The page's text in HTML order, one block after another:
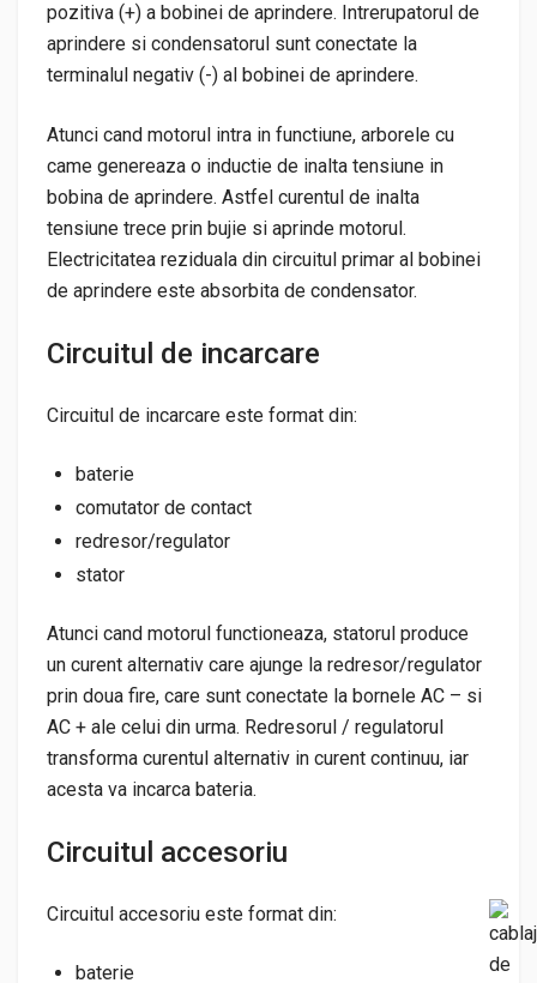
pozitiva (+) a bobinei de aprindere. Intrerupatorul de
aprindere si condensatorul sunt conectate la
terminalul negativ (-) al bobinei de aprindere.
Atunci cand motorul intra in functiune, arborele cu
came genereaza o inductie de inalta tensiune in
bobina de aprindere. Astfel curentul de inalta
tensiune trece prin bujie si aprinde motorul.
Electricitatea reziduala din circuitul primar al bobinei
de aprindere este absorbita de condensator.
Circuitul de incarcare
Circuitul de incarcare este format din:
baterie
comutator de contact
redresor/regulator
stator
Atunci cand motorul functioneaza, statorul produce
un curent alternativ care ajunge la redresor/regulator
prin doua fire, care sunt conectate la bornele AC – si
AC + ale celui din urma. Redresorul / regulatorul
transforma curentul alternativ in curent continuu, iar
acesta va incarca bateria.
Circuitul accesoriu
Circuitul accesoriu este format din:
baterie